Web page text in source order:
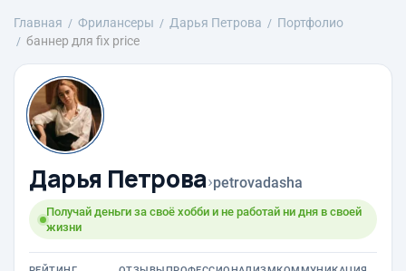
Главная Фрилансеры Дарья Петрова
Портфолио
баннер для fix price
Дарья Петрова›petrovadasha
Получай деньги за своё хобби и не работай ни дня в своей
жизни